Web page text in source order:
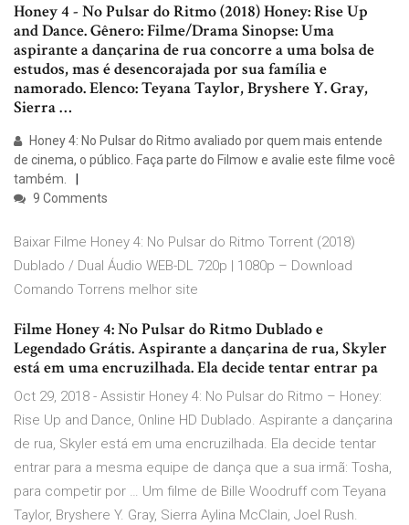
Honey 4 - No Pulsar do Ritmo (2018) Honey: Rise Up
and Dance. Gênero: Filme/Drama Sinopse: Uma
aspirante a dançarina de rua concorre a uma bolsa de
estudos, mas é desencorajada por sua família e
namorado. Elenco: Teyana Taylor, Bryshere Y. Gray,
Sierra …
Honey 4: No Pulsar do Ritmo avaliado por quem mais entende
de cinema, o público. Faça parte do Filmow e avalie este filme você
também.
9 Comments
Baixar Filme Honey 4: No Pulsar do Ritmo Torrent (2018)
Dublado / Dual Áudio WEB-DL 720p | 1080p – Download
Comando Torrens melhor site
Filme Honey 4: No Pulsar do Ritmo Dublado e
Legendado Grátis. Aspirante a dançarina de rua, Skyler
está em uma encruzilhada. Ela decide tentar entrar pa
Oct 29, 2018 - Assistir Honey 4: No Pulsar do Ritmo – Honey:
Rise Up and Dance, Online HD Dublado. Aspirante a dançarina
de rua, Skyler está em uma encruzilhada. Ela decide tentar
entrar para a mesma equipe de dança que a sua irmã: Tosha,
para competir por … Um filme de Bille Woodruff com Teyana
Taylor, Bryshere Y. Gray, Sierra Aylina McClain, Joel Rush.